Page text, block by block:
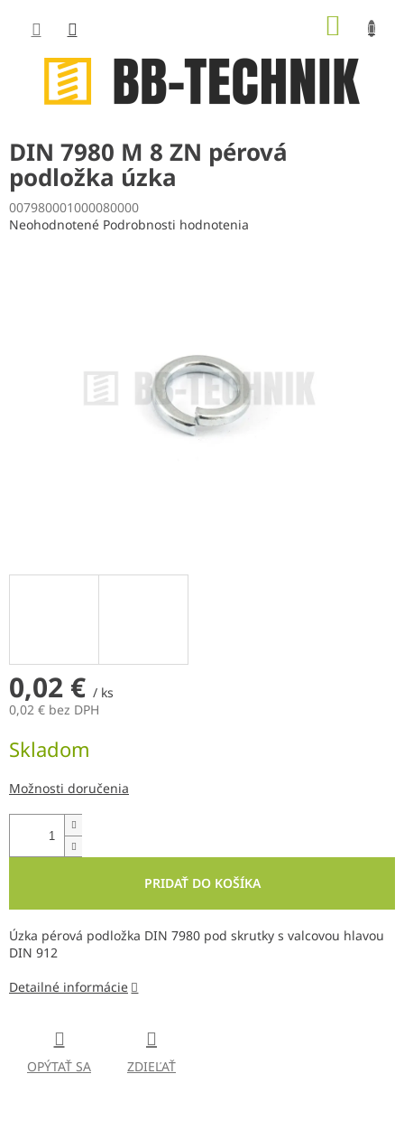
obsah
DIN 7980 M 8 ZN pérová
podložka úzka
007980001000080000
Priemerné
Neohodnotené Podrobnosti hodnotenia
0,02 € / ks
0,02 € bez DPH
cena:
Skladom
Možnosti doručenia
PRIDAŤ DO KOŠÍKA
Úzka pérová podložka DIN 7980 pod skrutky s valcovou hlavou
DIN 912
Detailné informácie
OPÝTAŤ SA ZDIEĽAŤ